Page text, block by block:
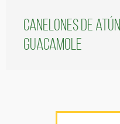
Canelones de
guacamole